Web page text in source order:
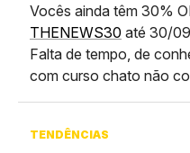
Vocês ainda têm 30%
THENEWS30 até 30/
Falta de tempo, de
com curso chato não
TENDÊNCIAS